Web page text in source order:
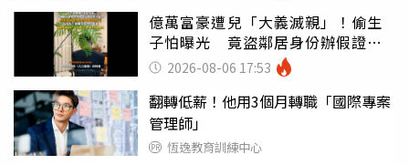
億萬富豪遭兒「大義滅親」！偷生
子怕曝光 竟盜鄰居身份辦假證落
戶 2026-08-06 17:53
翻轉低薪！他用3個月轉職「國際專案
管理師」
恆逸教育訓練中心